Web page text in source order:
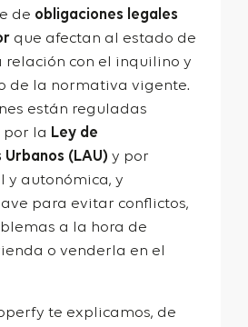
de obligaciones legales
que afectan al estado de
relación con el inquilino y
de la normativa vigente.
están reguladas
la Ley de
(LAU) y por
y autonómica, y
para evitar conflictos,
a la hora de
o venderla en el
te explicamos, de